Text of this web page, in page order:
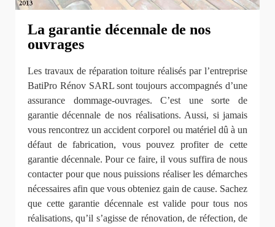
La garantie décennale de nos
ouvrages
Les travaux de réparation toiture réalisés par l’entreprise
BatiPro Rénov SARL sont toujours accompagnés d’une
assurance dommage-ouvrages. C’est une sorte de
garantie décennale de nos réalisations. Aussi, si jamais
vous rencontrez un accident corporel ou matériel dû à un
défaut de fabrication, vous pouvez profiter de cette
garantie décennale. Pour ce faire, il vous suffira de nous
contacter pour que nous puissions réaliser les démarches
nécessaires afin que vous obteniez gain de cause. Sachez
que cette garantie décennale est valide pour tous nos
réalisations, qu’il s’agisse de rénovation, de réfection, de